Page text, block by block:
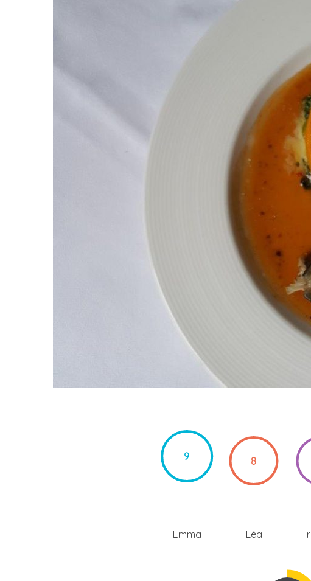
9
Emma
8
Léa